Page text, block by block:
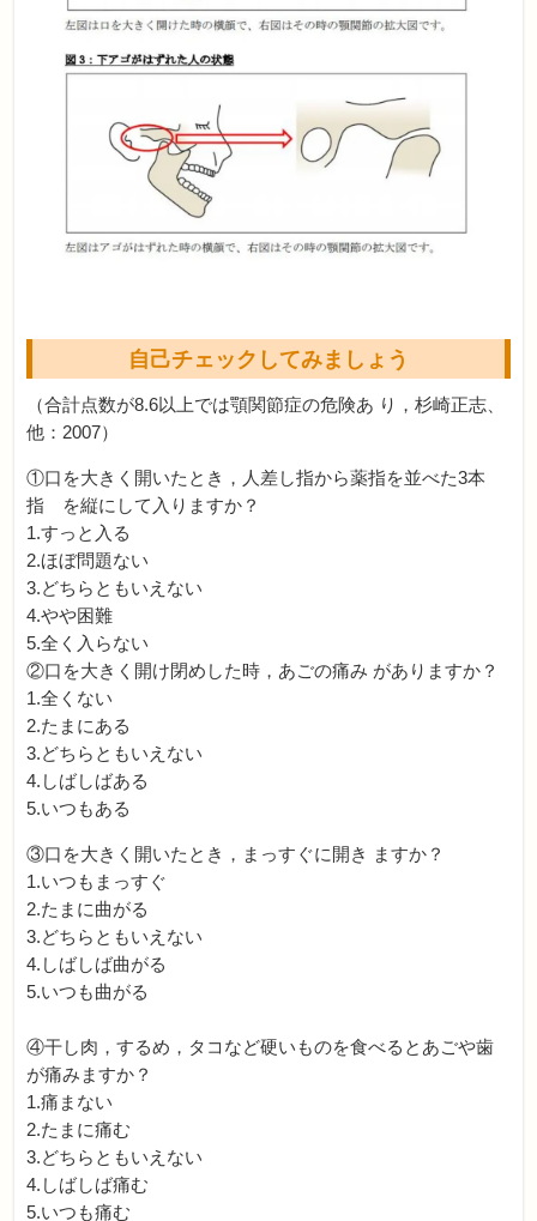
自己チェックしてみましょう
（合計点数が8.6以上では顎関節症の危険あ り，杉崎正志、
他：2007）
①口を大きく開いたとき，人差し指から薬指を並べた3本
指 を縦にして入りますか？
1.すっと入る
2.ほぼ問題ない
3.どちらともいえない
4.やや困難
5.全く入らない
②口を大きく開け閉めした時，あごの痛み がありますか？
1.全くない
2.たまにある
3.どちらともいえない
4.しばしばある
5.いつもある
③口を大きく開いたとき，まっすぐに開き ますか？
1.いつもまっすぐ
2.たまに曲がる
3.どちらともいえない
4.しばしば曲がる
5.いつも曲がる
④干し肉，するめ，タコなど硬いものを食べるとあごや歯
が痛みますか？
1.痛まない
2.たまに痛む
3.どちらともいえない
4.しばしば痛む
5.いつも痛む